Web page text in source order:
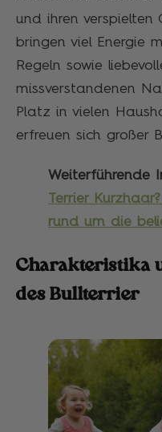
und ihren verspielten
bringen viel Energie
Regeln sowie
missverstandenen
Platz in vielen
erfreuen sich großer
Weiterführende
Terrier
rund um die
Charakteristika
des Bullterrier